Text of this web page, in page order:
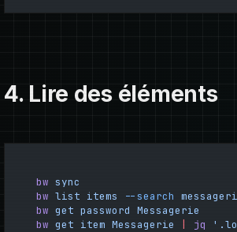
4. Lire des éléments
bw sync
bw list items --search
bw get password Messagerie
bw get item Messagerie jq